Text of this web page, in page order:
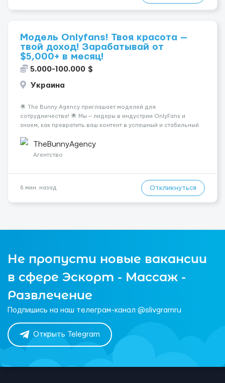
Модель Onlyfans! Твоя красота —
твой доход! Зарабатывай от
$5,000+ в месяц!
5.000-100.000 $
Украина
🌟 The Bunny Agency приглашает моделей для
сотрудничества! 🌟 Мы — лидеры в индустрии OnlyFans и
знаем, как превратить ваш контент в успешный и стабильный
готовы к долгосрочному сотрудничеству, у вас есть
уникальная возможность ...
TheBunnyAgency
Агентство
6 мин. назад Откликнуться
Не пропусти новые вакансии
в сфере Эскорт - Массаж -
Развлечение
Подпишись на наш телеграм-канал @slivgramru
Открыть Telegram